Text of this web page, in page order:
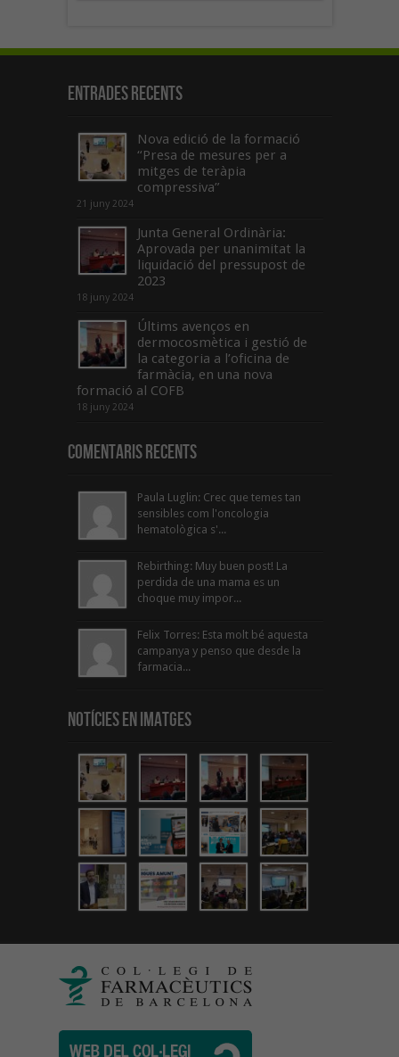
Entrades recents
Nova edició de la formació
“Presa de mesures per a
mitges de teràpia
compressiva”
21 juny 2024
Junta General Ordinària:
Aprovada per unanimitat la
liquidació del pressupost de
2023
18 juny 2024
Últims avenços en
dermocosmètica i gestió de
la categoria a l’oficina de
farmàcia, en una nova
formació al COFB
18 juny 2024
Comentaris Recents
Paula Luglin: Crec que temes tan
sensibles com l'oncologia
hematològica s'...
Rebirthing: Muy buen post! La
perdida de una mama es un
choque muy impor...
Felix Torres: Esta molt bé aquesta
campanya y penso que desde la
farmacia...
Notícies en Imatges